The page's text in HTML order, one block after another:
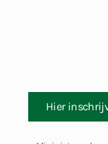
Hier